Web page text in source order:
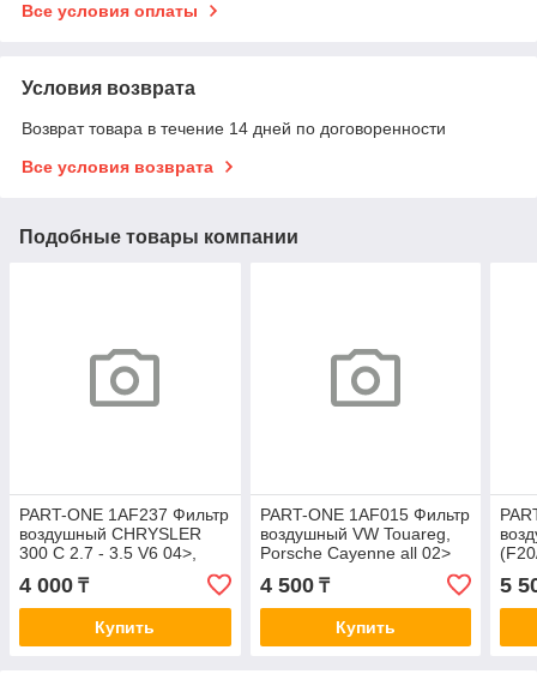
Все условия оплаты
Условия возврата
Возврат товара в течение 14 дней по договоренности
Все условия возврата
Подобные товары компании
PART-ONE 1AF237 Фильтр
воздушный CHRYSLER
300 C 2.7 - 3.5 V6 04>,
DODGE CHARGER 3.5 V6
07> A0280
4 000 ₸
Купить
PART-ONE 1AF015 Фильтр
воздушный VW Touareg,
Porsche Cayenne all 02>
4 500₸
Купить
5